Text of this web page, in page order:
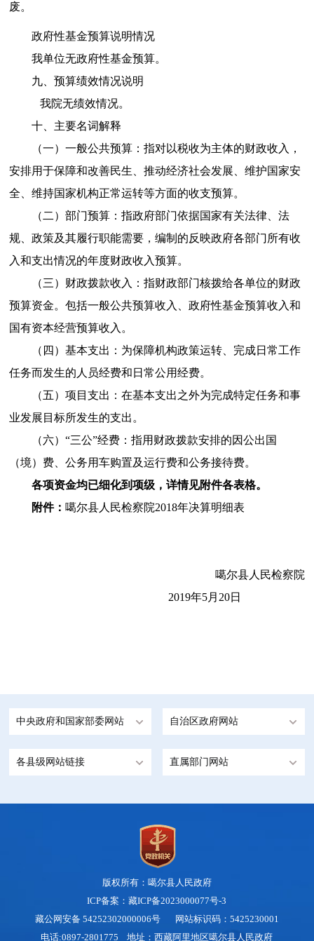
废。
政府性基金预算说明情况
我单位无政府性基金预算。
九、预算绩效情况说明
我院无绩效情况。
十、主要名词解释
（一）一般公共预算：指对以税收为主体的财政收入，
安排用于保障和改善民生、推动经济社会发展、维护国家安
全、维持国家机构正常运转等方面的收支预算。
（二）部门预算：指政府部门依据国家有关法律、法
规、政策及其履行职能需要，编制的反映政府各部门所有收
入和支出情况的年度财政收入预算。
（三）财政拨款收入：指财政部门核拨给各单位的财政
预算资金。包括一般公共预算收入、政府性基金预算收入和
国有资本经营预算收入。
（四）基本支出： 为保障机构政策运转、完成日常工作
任务而发生的人员经费和日常公用经费。
（五）项目支出：在基本支出之外为完成特定任务和事
业发展目标所发生的支出。
（六）“三公”经费：指用财政拨款安排的因公出国
（境）费、公务用车购置及运行费和公务接待费。
各项资金均已细化到项级，详情见附件各表格。
附件： 噶尔县人民检察院2018年决算明细表
噶尔县人民检察院
2019年5月 20日
中央政府和国家部委网站 自治区政府网站
各县级网站链接 直属部门网站
版权所有：噶尔县人民政府
ICP备案：藏ICP备2023000077号-3
藏公网安备 54252302000006号网站标识码：5425230001
电话:0897-2801775 地址：西藏阿里地区噶尔县人民政府